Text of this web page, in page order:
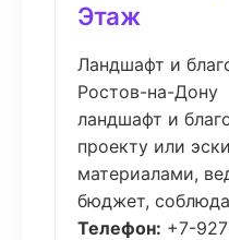
Этаж
Ландшафт и
Ростов-на-Дону
ландшафт и
проекту или
материалами,
бюджет,
Телефон: +7-